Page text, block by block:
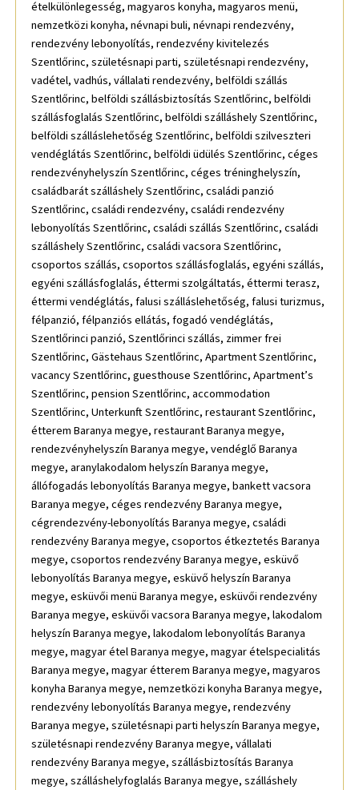
ételkülönlegesség, magyaros konyha, magyaros menü,
nemzetközi konyha, névnapi buli, névnapi rendezvény,
rendezvény lebonyolítás, rendezvény kivitelezés
Szentlőrinc, születésnapi parti, születésnapi rendezvény,
vadétel, vadhús, vállalati rendezvény, belföldi szállás
Szentlőrinc, belföldi szállásbiztosítás Szentlőrinc, belföldi
szállásfoglalás Szentlőrinc, belföldi szálláshely Szentlőrinc,
belföldi szálláslehetőség Szentlőrinc, belföldi szilveszteri
vendéglátás Szentlőrinc, belföldi üdülés Szentlőrinc, céges
rendezvényhelyszín Szentlőrinc, céges tréninghelyszín,
családbarát szálláshely Szentlőrinc, családi panzió
Szentlőrinc, családi rendezvény, családi rendezvény
lebonyolítás Szentlőrinc, családi szállás Szentlőrinc, családi
szálláshely Szentlőrinc, családi vacsora Szentlőrinc,
csoportos szállás, csoportos szállásfoglalás, egyéni szállás,
egyéni szállásfoglalás, éttermi szolgáltatás, éttermi terasz,
éttermi vendéglátás, falusi szálláslehetőség, falusi turizmus,
félpanzió, félpanziós ellátás, fogadó vendéglátás,
Szentlőrinci panzió, Szentlőrinci szállás, zimmer frei
Szentlőrinc, Gästehaus Szentlőrinc, Apartment Szentlőrinc,
vacancy Szentlőrinc, guesthouse Szentlőrinc, Apartment’s
Szentlőrinc, pension Szentlőrinc, accommodation
Szentlőrinc, Unterkunft Szentlőrinc, restaurant Szentlőrinc,
étterem Baranya megye, restaurant Baranya megye,
rendezvényhelyszín Baranya megye, vendéglő Baranya
megye, aranylakodalom helyszín Baranya megye,
állófogadás lebonyolítás Baranya megye, bankett vacsora
Baranya megye, céges rendezvény Baranya megye,
cégrendezvény-lebonyolítás Baranya megye, családi
rendezvény Baranya megye, csoportos étkeztetés Baranya
megye, csoportos rendezvény Baranya megye, esküvő
lebonyolítás Baranya megye, esküvő helyszín Baranya
megye, esküvői menü Baranya megye, esküvői rendezvény
Baranya megye, esküvői vacsora Baranya megye, lakodalom
helyszín Baranya megye, lakodalom lebonyolítás Baranya
megye, magyar étel Baranya megye, magyar ételspecialitás
Baranya megye, magyar étterem Baranya megye, magyaros
konyha Baranya megye, nemzetközi konyha Baranya megye,
rendezvény lebonyolítás Baranya megye, rendezvény
Baranya megye, születésnapi parti helyszín Baranya megye,
születésnapi rendezvény Baranya megye, vállalati
rendezvény Baranya megye, szállásbiztosítás Baranya
megye, szálláshelyfoglalás Baranya megye, szálláshely